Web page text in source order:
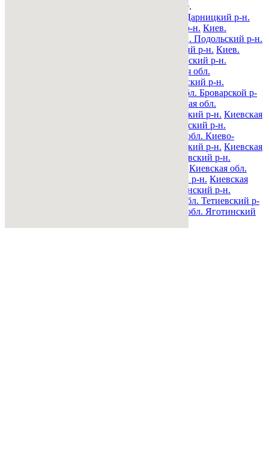
Запрос выполняется. Пожалуйта, подождите.
Киев. Дарницкий р-н.
Киев. Днепровский р-н. Киев.
Киев. Подольский р-н.
Киев. Соломенский р-н. Киев.
Киевская обл. Барышевский р-н.
Киевская обл.
Киевская обл. Бориспольский р-н.
Киевская обл. Броварской р-
Киевская обл.
Киевская обл. Вышгородский р-н. Киевская
Киевская обл. Иванковский р-н.
Киевская обл. Киево-
Киевская обл. Макаровский р-н. Киевская
Киевская обл. Обуховский р-н.
Киевская обл.
Киевская обл. Ракитнянский р-н. Киевская
Киевская обл. Ставищенский р-н.
Киевская обл. Тетиевский р-
Киевская обл. Яготинский